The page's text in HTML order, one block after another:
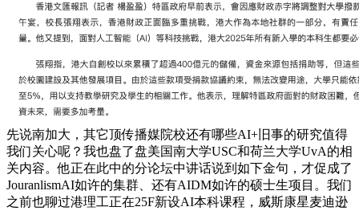
先说南加大，其它顶传播媒院校还有哪些AI+旧事的研究值得
我们关心呢？我也盘了盘美国南大学USC和荷兰大学UvA的相
关内容。他正在此中的分论坛中讲话说到如下金句，才促成了
JouranlismAI如许的集群、还有AIDM如许的硕士生项目。我们
之前也聊过港理工正在25F新设AI本科课程，威斯康星麦迪逊